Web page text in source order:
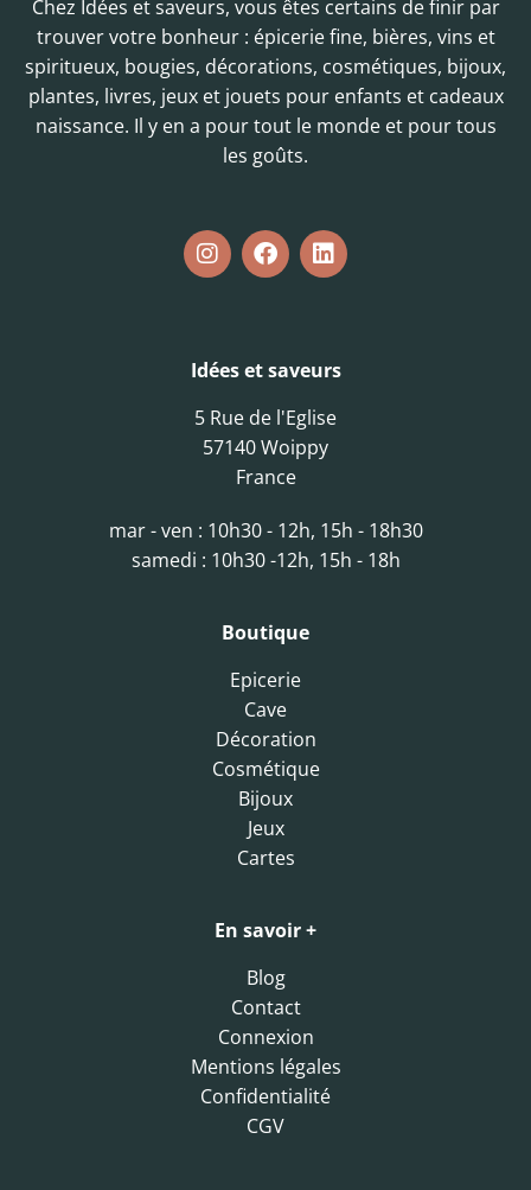
Chez Idées et saveurs, vous êtes certains de finir par
trouver votre bonheur : épicerie fine, bières, vins et
spiritueux, bougies, décorations, cosmétiques, bijoux,
plantes, livres, jeux et jouets pour enfants et cadeaux
naissance. Il y en a pour tout le monde et pour tous
les goûts.
Idées et saveurs
5 Rue de l'Eglise
57140 Woippy
France
mar - ven : 10h30 - 12h, 15h - 18h30
samedi : 10h30 -12h, 15h - 18h
Boutique
Epicerie
Cave
Décoration
Cosmétique
Bijoux
Jeux
Cartes
En savoir +
Blog
Contact
Connexion
Mentions légales
Confidentialité
CGV